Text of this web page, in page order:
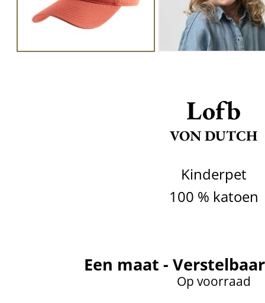
Lofb
VON DUTCH
Kinderpet
100 % katoen
Een maat -
Op voorraad